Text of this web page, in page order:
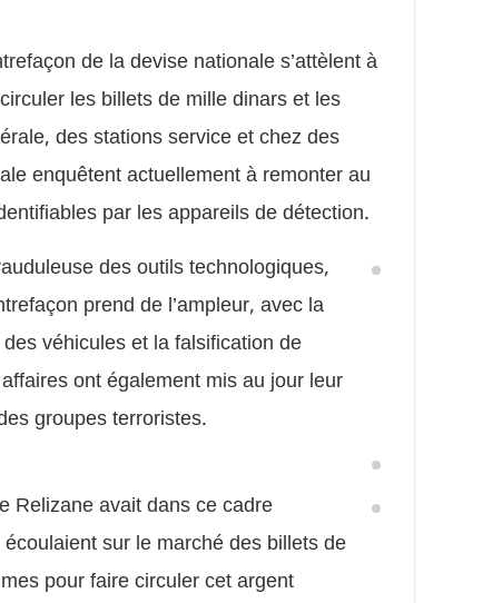
de la devise nationale s’attèlent à
les billets de mille dinars et les
des stations service et chez des
enquêtent actuellement à remonter au
par les appareils de détection.
des outils technologiques,
prend de l’ampleur, avec la
véhicules et la falsification de
ont également mis au jour leur
groupes terroristes.
Relizane avait dans ce cadre
sur le marché des billets de
pour faire circuler cet argent